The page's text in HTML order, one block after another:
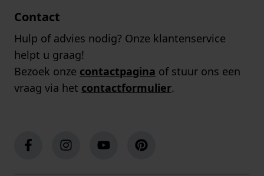
Contact
Hulp of advies nodig? Onze klantenservice
helpt u graag!
Bezoek onze contactpagina of stuur ons een
vraag via het contactformulier.